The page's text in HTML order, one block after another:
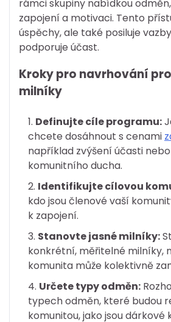
rámci skupiny nabídkou
zapojení a motivaci. Tento
úspěchy, ale také posiluje
podporuje účast.
Kroky pro navrhování
milníky
Definujte cíle programu:
chcete dosáhnout s cenami
například zvýšení účasti
komunitního ducha.
Identifikujte cílovou
kdo jsou členové vaší
k zapojení.
Stanovte jasné milníky:
konkrétní, měřitelné milníky,
komunita může kolektivně
Určete typy odměn:
typech odměn, které budou
komunitou, jako jsou dárkové